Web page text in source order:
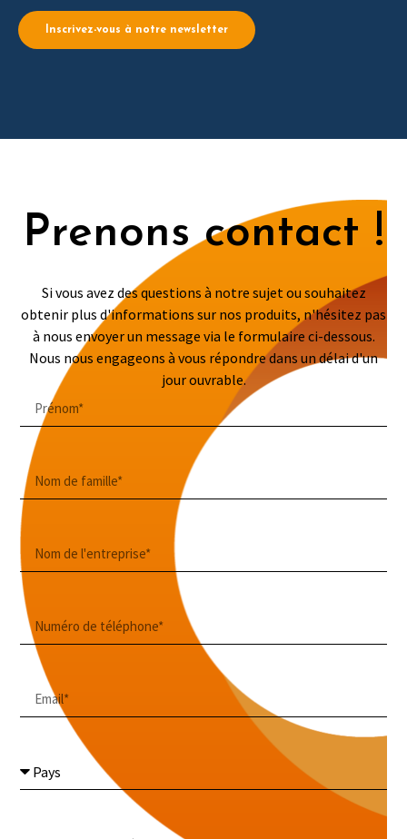
Inscrivez-vous à notre newsletter
Prenons contact !
Si vous avez des questions à notre sujet ou souhaitez
obtenir plus d'informations sur nos produits, n'hésitez pas
à nous envoyer un message via le formulaire ci-dessous.
Nous nous engageons à vous répondre dans un délai d'un
jour ouvrable.